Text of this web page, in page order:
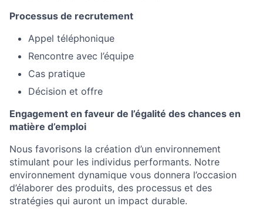
Processus de recrutement
Appel téléphonique
Rencontre avec l’équipe
Cas pratique
Décision et offre
Engagement en faveur de l’égalité des chances en
matière d’emploi
Nous favorisons la création d’un environnement
stimulant pour les individus performants. Notre
environnement dynamique vous donnera l’occasion
d’élaborer des produits, des processus et des
stratégies qui auront un impact durable.